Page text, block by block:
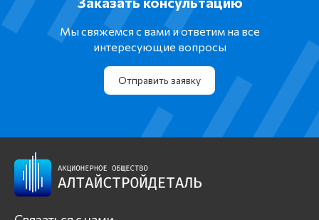
Мы свяжемся с вами и ответим на все
интересующие вопросы
Отправить заявку